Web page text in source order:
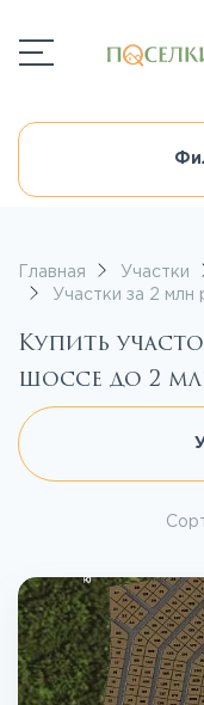
Главная Участки
Участки за 2 млн
Купить
шоссе до 2